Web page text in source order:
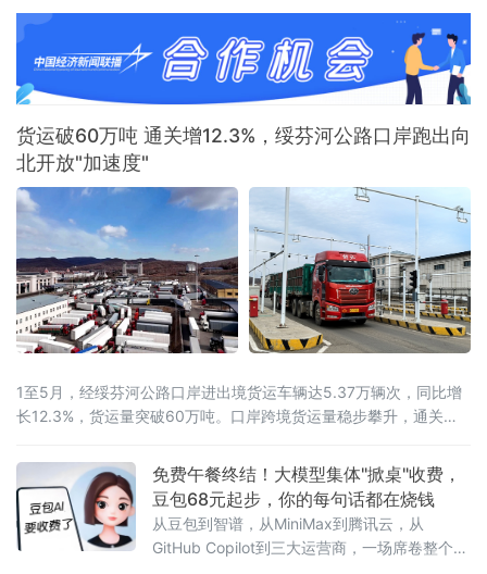
万平方米，设置四大主题馆、十大特色展区，吸引近600家企业参
展，来自15个国家和地区及国内20余个省市的近2000名客商参会。
喀麦隆驻华大使、驻华使团团长马丁·姆巴纳，商务部外贸发展事务
局副局
货运破60万吨 通关增12.3%，绥芬河公路口岸跑出向
北开放"加速度"
1至5月，经绥芬河公路口岸进出境货运车辆达5.37万辆次，同比增
长12.3%，货运量突破60万吨。口岸跨境货运量稳步攀升，通关车
免费午餐终结！大模型集体"掀桌"收费，
豆包68元起步，你的每句话都在烧钱
从豆包到智谱，从MiniMax到腾讯云，从
GitHub Copilot到三大运营商，一场席卷整个AI